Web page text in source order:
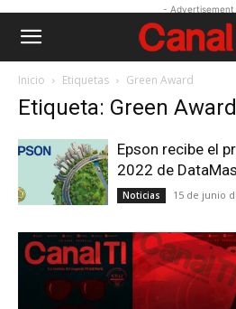
- Advertisement
Inicio Etiquetas Green Award
Etiqueta: Green Award
Epson recibe el
2022 de
Noticias 15 de junio